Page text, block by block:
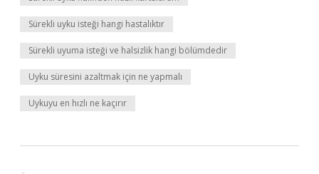
Sürekli uyku isteği hangi hastalıktır
Sürekli uyuma isteği ve halsizlik hangi bölümdedir
Uyku süresini azaltmak için ne yapmalı
Uykuyu en hızlı ne kaçırır